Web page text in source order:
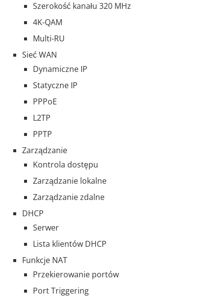
Szerokość kanału 320 MHz
4K-QAM
Multi-RU
Sieć WAN
Dynamiczne IP
Statyczne IP
PPPoE
L2TP
PPTP
Zarządzanie
Kontrola dostępu
Zarządzanie lokalne
Zarządzanie zdalne
DHCP
Serwer
Lista klientów DHCP
Funkcje NAT
Przekierowanie portów
Port Triggering